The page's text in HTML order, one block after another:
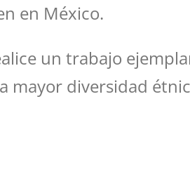
en México.
un trabajo
mayor diversidad